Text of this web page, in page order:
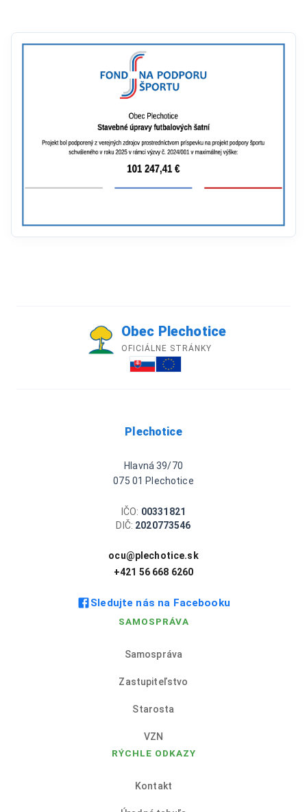
Obec Plechotice
OFICIÁLNE STRÁNKY
Plechotice
Hlavná 39/70
075 01 Plechotice
IČO: 00331821
DIČ: 2020773546
ocu@plechotice.sk
+421 56 668 6260
Sledujte nás na Facebooku
SAMOSPRÁVA
Samospráva
Zastupiteľstvo
Starosta
VZN
RÝCHLE ODKAZY
Kontakt